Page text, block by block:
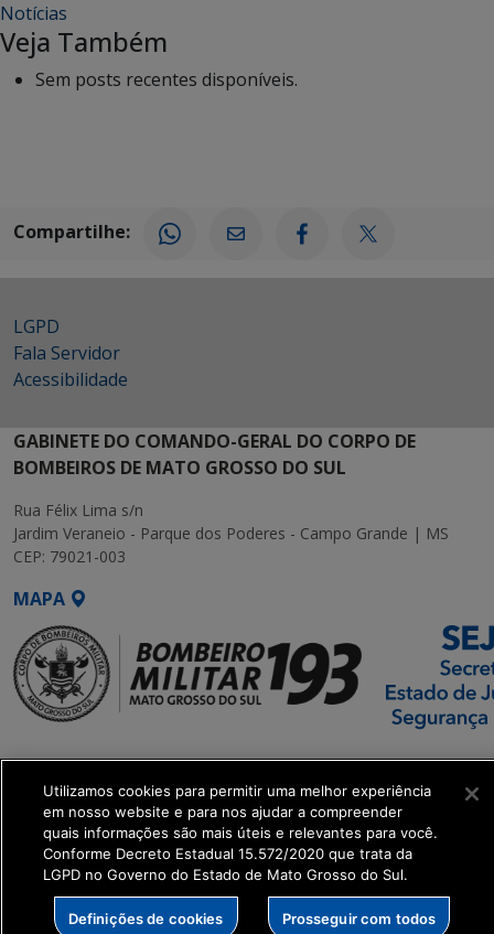
Notícias
Veja Também
Sem posts recentes disponíveis.
Compartilhe:
LGPD
Fala Servidor
Acessibilidade
GABINETE DO COMANDO-GERAL DO CORPO DE
BOMBEIROS DE MATO GROSSO DO SUL
Rua Félix Lima s/n
Jardim Veraneio - Parque dos Poderes - Campo Grande | MS
CEP: 79021-003
MAPA
SETDIG | Secretaria-
Executiva de
Transformação Digital
get_footer();
Utilizamos cookies para permitir uma melhor experiência
em nosso website e para nos ajudar a compreender
quais informações são mais úteis e relevantes para você.
Conforme Decreto Estadual 15.572/2020 que trata da
LGPD no Governo do Estado de Mato Grosso do Sul.
Definições de cookies Prosseguir com todos